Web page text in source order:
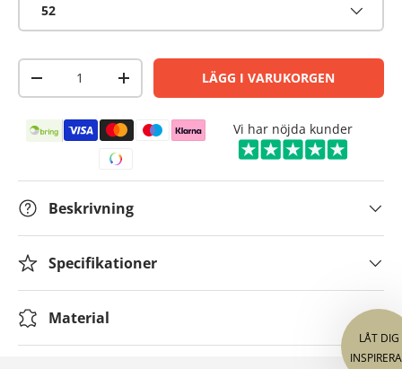
52
Antal
-
+ LÄGG I VARUKORGEN
Betalningsmetoder Vi har nöjda kunder
Beskrivning
Specifikationer
Material
FÅ
Få
och